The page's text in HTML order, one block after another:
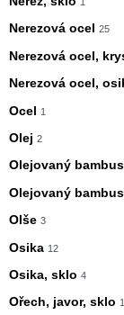
Nerezová ocel 25
Nerezová ocel,
Nerezová ocel,
Ocel 1
Olej 2
Olejovaný
Olejovaný
Olše 3
Osika 12
Osika, sklo 4
Ořech, javor, sklo 1